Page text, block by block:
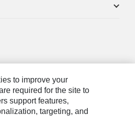
to improve your
required for the site to
support features,
targeting, and